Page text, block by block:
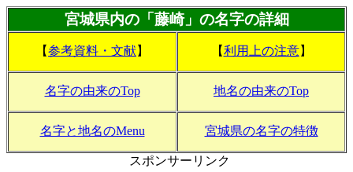
宮城県内の「藤崎」の名字の詳細
【参考資料・文献】 【利用上の注意】
名字の由来のTop 地名の由来のTop
名字と地名のMenu 宮城県の名字の特徴
スポンサーリンク